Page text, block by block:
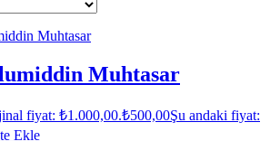
Muhtasar
fiyat: ₺1.000,00.₺500,00Şu andaki fiyat:
Ekle